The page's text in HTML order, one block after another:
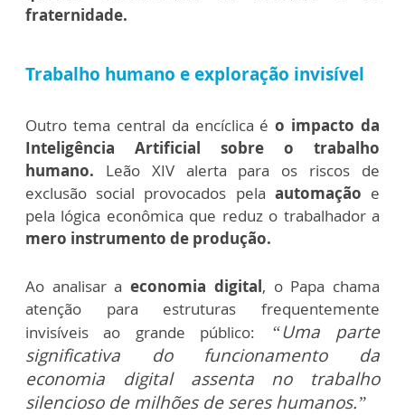
fraternidade.
Trabalho humano e exploração invisível
Outro tema central da encíclica éo impacto da
Inteligência Artificial sobre o trabalho
humano. Leão XIV alerta para os riscos de
exclusão social provocados pela automação e
pela lógica econômica que reduz o trabalhador a
mero instrumento de produção.
Ao analisar aeconomia digital, o Papa chama
atenção para estruturas frequentemente
invisíveis ao grande público:
“Uma parte
significativa do funcionamento da
economia digital assenta no trabalho
silencioso de milhões de seres humanos.”